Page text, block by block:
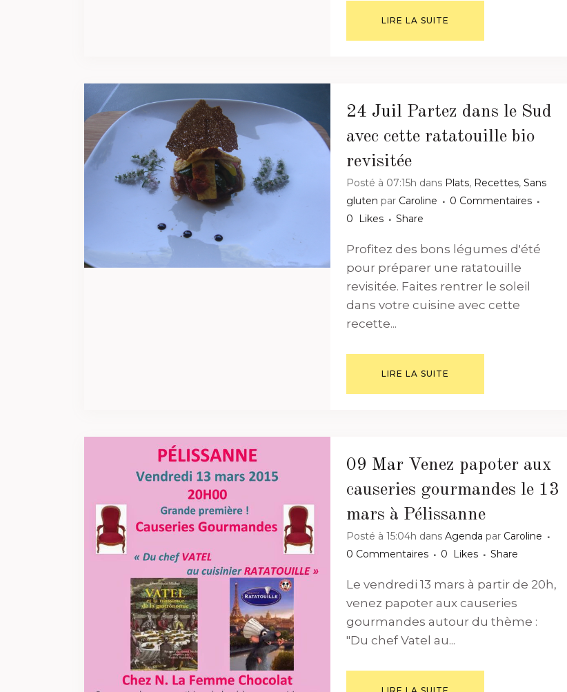
LIRE LA SUITE
24 Juil Partez dans le Sud
avec cette ratatouille bio
revisitée
Posté à 07:15h dans Plats, Recettes, Sans
gluten par Caroline
0 Commentaires
0
Likes Share
Profitez des bons légumes d'été
pour préparer une ratatouille
revisitée. Faites rentrer le soleil
dans votre cuisine avec cette
recette...
LIRE LA SUITE
09 Mar Venez papoter aux
causeries gourmandes le 13
mars à Pélissanne
Posté à 15:04h dans Agenda par Caroline
0 Commentaires
0 Likes Share
Le vendredi 13 mars à partir de 20h,
venez papoter aux causeries
gourmandes autour du thème :
"Du chef Vatel au...